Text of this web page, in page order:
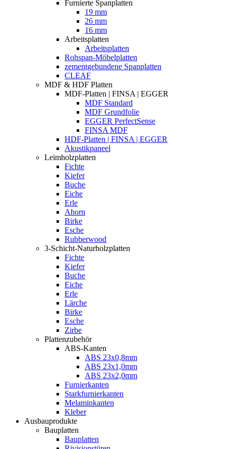
Furnierte Spanplatten
19 mm
26 mm
16 mm
Arbeitsplatten
Arbeitsplatten
Rohspan-Möbelplatten
zementgebundene Spanplatten
CLEAF
MDF & HDF Platten
MDF-Platten | FINSA | EGGER
MDF Standard
MDF Grundfolie
EGGER PerfectSense
FINSA MDF
HDF-Platten | FINSA | EGGER
Akustikpaneel
Leimholzplatten
Fichte
Kiefer
Buche
Eiche
Erle
Ahorn
Birke
Esche
Rubberwood
3-Schicht-Naturholzplatten
Fichte
Kiefer
Buche
Eiche
Erle
Lärche
Birke
Esche
Zirbe
Plattenzubehör
ABS-Kanten
ABS 23x0,8mm
ABS 23x1,0mm
ABS 23x2,0mm
Furnierkanten
Starkfurnierkanten
Melaminkanten
Kleber
Ausbauprodukte
Bauplatten
Bauplatten